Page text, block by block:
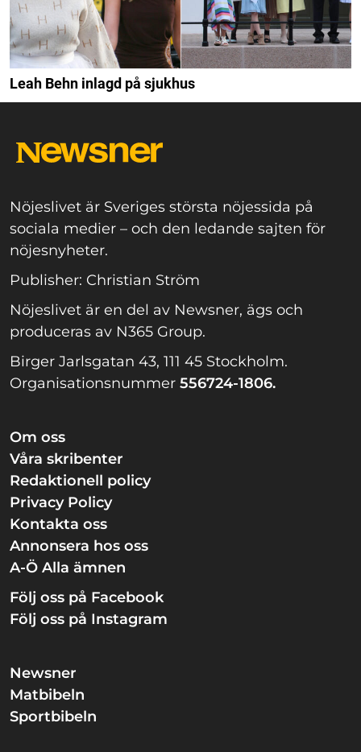
Leah Behn inlagd på sjukhus
Nöjeslivet är Sveriges största nöjessida på
sociala medier – och den ledande sajten för
nöjesnyheter.
Publisher: Christian Ström
Nöjeslivet är en del av Newsner, ägs och
produceras av N365 Group.
Birger Jarlsgatan 43, 111 45 Stockholm.
Organisationsnummer 556724-1806.
Om oss
Våra skribenter
Redaktionell policy
Privacy Policy
Kontakta oss
Annonsera hos oss
A-Ö Alla ämnen
Följ oss på Facebook
Följ oss på Instagram
Newsner
Matbibeln
Sportbibeln